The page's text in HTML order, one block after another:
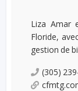
Liza Amar
Floride,
gestion de
(305)